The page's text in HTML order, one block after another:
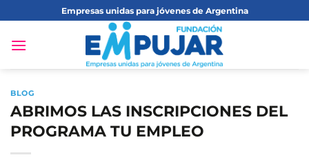
al
contenido
Empresas unidas para jóvenes de Argentina
BLOG
ABRIMOS LAS INSCRIPCIONES DEL
PROGRAMA TU EMPLEO